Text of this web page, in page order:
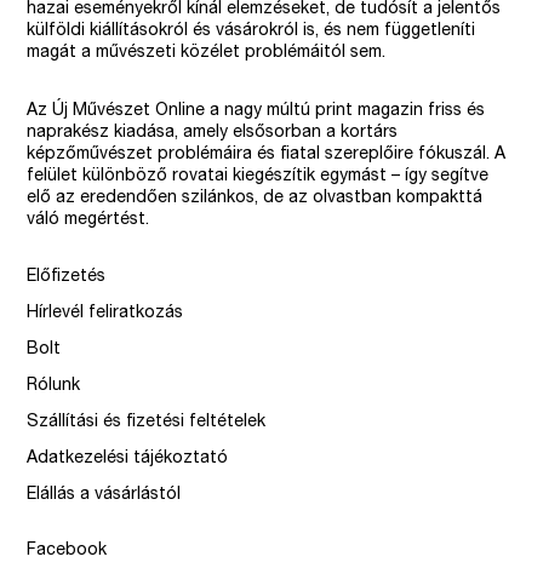
hazai eseményekről kínál elemzéseket, de tudósít a jelentős
külföldi kiállításokról és vásárokról is, és nem függetleníti
magát a művészeti közélet problémáitól sem.
Az Új Művészet Online a nagy múltú print magazin friss és
naprakész kiadása, amely elsősorban a kortárs
képzőművészet problémáira és fiatal szereplőire fókuszál. A
felület különböző rovatai kiegészítik egymást – így segítve
elő az eredendően szilánkos, de az olvastban kompakttá
váló megértést.
Előfizetés
Hírlevél feliratkozás
Bolt
Rólunk
Szállítási és fizetési feltételek
Adatkezelési tájékoztató
Elállás a vásárlástól
Facebook